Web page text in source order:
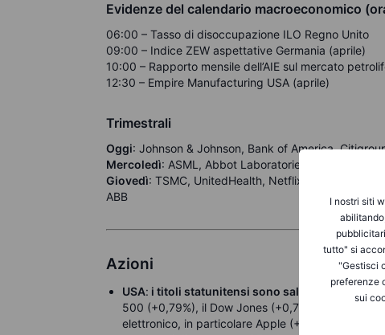
I nostri siti
tutto" si
"Gestisci
preferenze
sui
Evidenze del calendario macroeconomico
06:00 – Tasso di disoccupazione ILO Regno Unito
09:00 – Indice ZEW aspettative Germania (aprile)
10:00 – Rapporto mensile dell’AIE sul mercato
12:30 – Empire Manufacturing USA (aprile)
Trimestrali
Oggi: Johnson & Johnson, Bank of America,
Mercoledì: ASML, Abbot Laboratories, Progressive
Giovedì: TSMC, UnitedHealth, Netflix, American
ABB
Azioni
USA: i titoli statunitensi sono saliti lunedì
,
500 (+0,79%), il Dow Jones (+0,78%) e il
elettronico, in particolare Apple (+2,2%) e Dell